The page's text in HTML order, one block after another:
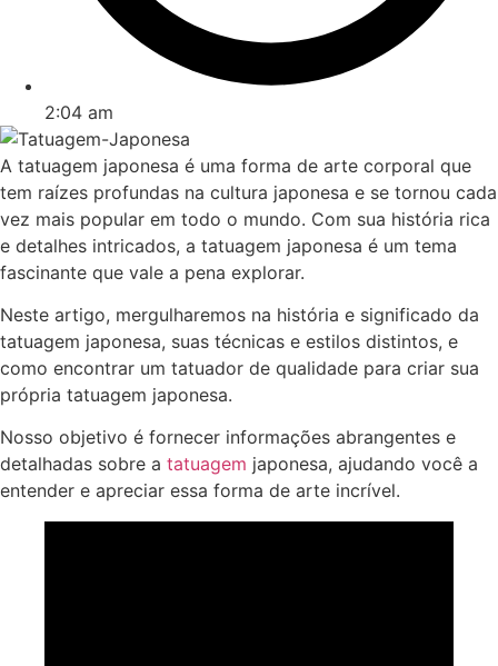
2:04 am
A tatuagem japonesa é uma forma de arte corporal que
tem raízes profundas na cultura japonesa e se tornou cada
vez mais popular em todo o mundo. Com sua história rica
e detalhes intricados, a tatuagem japonesa é um tema
fascinante que vale a pena explorar.
Neste artigo, mergulharemos na história e significado da
tatuagem japonesa, suas técnicas e estilos distintos, e
como encontrar um tatuador de qualidade para criar sua
própria tatuagem japonesa.
Nosso objetivo é fornecer informações abrangentes e
detalhadas sobre a tatuagem japonesa, ajudando você a
entender e apreciar essa forma de arte incrível.